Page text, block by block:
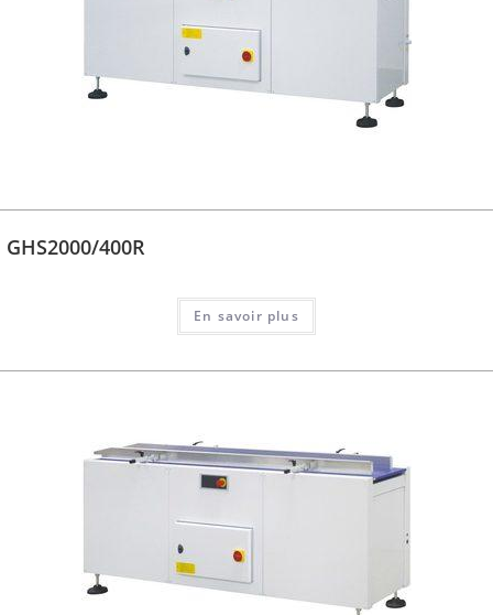
GHS2000/400R
En savoir plus